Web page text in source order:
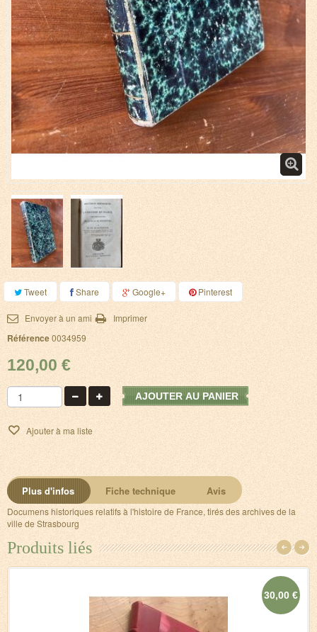
Tweet Share Google+ Pinterest
Envoyer à un ami Imprimer
Référence0034959
120,00 €
AJOUTER AU PANIER
Ajouter à ma liste
Plus d'infos Fiche technique Avis
Documens historiques relatifs à l'histoire de France, tirés des archives de la
ville de Strasbourg
Produits liés
30,00 €